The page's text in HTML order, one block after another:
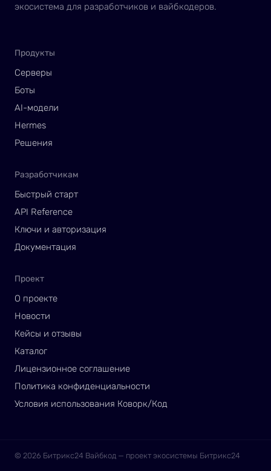
экосистема для разработчиков и вайбкодеров.
Продукты
Серверы
Боты
AI-модели
Hermes
Решения
Разработчикам
Быстрый старт
API Reference
Ключи и авторизация
Документация
Проект
О проекте
Новости
Кейсы и отзывы
Каталог
Лицензионное соглашение
Политика конфиденциальности
Условия использования Коворк/Код
© 2026 Битрикс24 Вайбкод — проект экосистемы Битрикс24